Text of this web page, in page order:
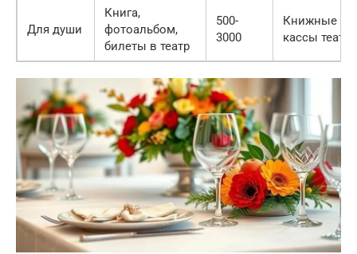
Для души
Книга,
фотоальбом,
билеты в театр
500-
3000
Книжные
кассы